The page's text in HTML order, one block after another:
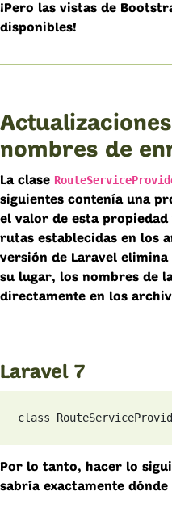
¡Pero las vistas de
disponibles!
nombres de
La clase
siguientes contenía una
el valor de esta
rutas establecidas en los
versión de Laravel elimina
su lugar, los nombres de
directamente en los
Laravel 7
class
Por lo tanto, hacer lo
sabría exactamente